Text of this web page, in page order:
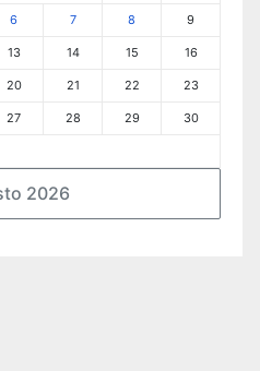
2026
6 7 8 9
13 14 15 16
20 21 22 23
27 28 29 30